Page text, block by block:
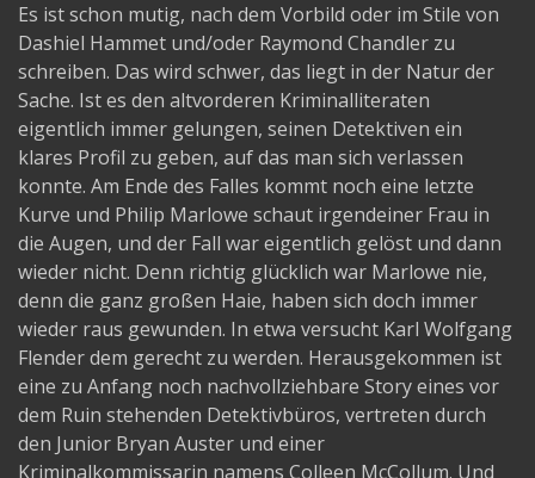
Es ist schon mutig, nach dem Vorbild oder im Stile von
Dashiel Hammet und/oder Raymond Chandler zu
schreiben. Das wird schwer, das liegt in der Natur der
Sache. Ist es den altvorderen Kriminalliteraten
eigentlich immer gelungen, seinen Detektiven ein
klares Profil zu geben, auf das man sich verlassen
konnte. Am Ende des Falles kommt noch eine letzte
Kurve und Philip Marlowe schaut irgendeiner Frau in
die Augen, und der Fall war eigentlich gelöst und dann
wieder nicht. Denn richtig glücklich war Marlowe nie,
denn die ganz großen Haie, haben sich doch immer
wieder raus gewunden. In etwa versucht Karl Wolfgang
Flender dem gerecht zu werden. Herausgekommen ist
eine zu Anfang noch nachvollziehbare Story eines vor
dem Ruin stehenden Detektivbüros, vertreten durch
den Junior Bryan Auster und einer
Kriminalkommissarin namens Colleen McCollum. Und